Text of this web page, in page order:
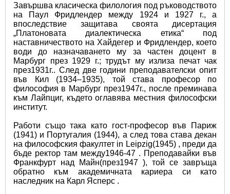
Завършва класическа филология под ръководството
на Паул Фридлендер между 1924 и 1927 г., а
впоследствие защитава своята дисертация
„Платоновата диалектическа етика“ под
наставничеството на Хайдегер и Фридлендер, което
води до назначаването му за частен доцент в
Марбург през 1929 г.; трудът му излиза печат чак
през1931г.. След две години преподавателски опит
във Кил (1934–1935), той става професор по
философия в Марбург през1947г., после преминава
към Лайпциг, където оглавява местния философски
институт.
Работи също така като гост-професор във Париж
(1941) и Португалия (1944), а след това става декан
на философския факултет in Leipzig(1945) , преди да
бъде ректор там между1946-47 . Преподавайки във
Франкфурт над Майн(през1947 ), той се завръща
обратно към академичната кариера си като
наследник на Карл Ясперс .